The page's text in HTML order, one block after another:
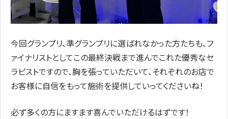
今回グランプリ、準グランプリに選ばれなかった方たちも、フ
ァイナリストとしてこの最終決戦まで進んでこれた優秀なセ
ラピストですので、胸を張っていただいて、それぞれのお店で
お客様に自信をもって施術を提供していってくださいね！
必ず多くの方にますます喜んでいただけるはずです！